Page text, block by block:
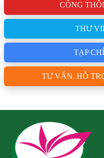
CỔNG
THƯ
TẠP
TƯ VẤN, HỖ